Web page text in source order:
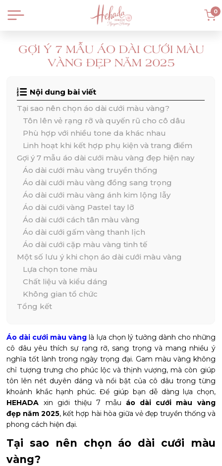
0
GỢI Ý 7 MẪU ÁO DÀI CƯỚI MÀU
VÀNG ĐẸP NĂM 2025
Nội dung bài viết
Tại sao nên chọn áo dài cưới màu vàng?
Tôn lên vẻ rạng rỡ và quyến rũ cho cô dâu
Phù hợp với nhiều tone da khác nhau
Linh hoạt khi kết hợp phụ kiện và trang điểm
Gợi ý 7 mẫu áo dài cưới màu vàng đẹp hiện nay
Áo dài cưới màu vàng truyền thống
Áo dài cưới màu vàng đồng sang trọng
Áo dài cưới màu vàng ánh kim lộng lẫy
Áo dài cưới vàng Pastel tay lỡ
Áo dài cưới cách tân màu vàng
Áo dài cưới gấm vàng thanh lịch
Áo dài cưới cặp màu vàng tinh tế
Một số lưu ý khi chọn áo dài cưới màu vàng
Lựa chọn tone màu
Chất liệu và kiểu dáng
Không gian tổ chức
Tổng kết
Áo dài cưới màu vàng là lựa chọn lý tưởng dành cho những
cô dâu yêu thích sự rạng rỡ, sang trọng và mang nhiều ý
nghĩa tốt lành trong ngày trọng đại. Gam màu vàng không
chỉ tượng trưng cho phúc lộc và thịnh vượng, mà còn giúp
tôn lên nét duyên dáng và nổi bật của cô dâu trong từng
khoảnh khắc hạnh phúc. Để giúp bạn dễ dàng lựa chọn,
HEHADA xin giới thiệu 7 mẫu áo dài cưới màu vàng
đẹp năm 2025, kết hợp hài hòa giữa vẻ đẹp truyền thống và
phong cách hiện đại.
Tại sao nên chọn áo dài cưới màu
vàng?